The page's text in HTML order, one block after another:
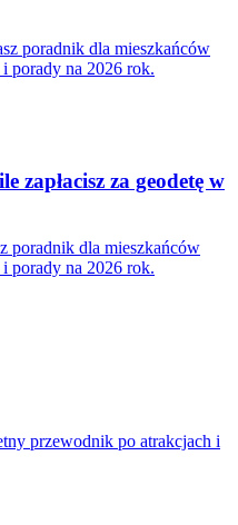
poradnik dla mieszkańców
porady na 2026 rok.
zapłacisz za geodetę w
poradnik dla mieszkańców
porady na 2026 rok.
przewodnik po atrakcjach i